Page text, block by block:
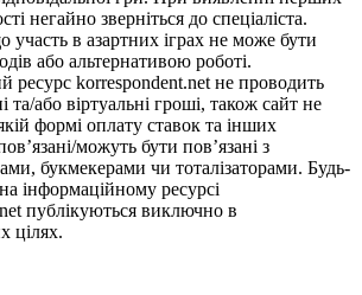
негайно зверніться до спеціаліста.
участь в азартних іграх не може бути
або альтернативою роботі.
ресурс korrespondent.net не проводить
та/або віртуальні гроші, також сайт не
формі оплату ставок та інших
можуть бути пов’язані з
букмекерами чи тоталізаторами. Будь-
інформаційному ресурсі
публікуються виключно в
цілях.